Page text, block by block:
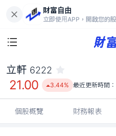
財富自由
立即使用APP，開啟您的
21.00
立軒 6222
21.00 3.44% 最近更新時間：
個股概覽 財務報表